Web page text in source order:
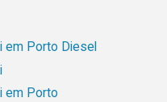
em Porto Diesel
em Porto